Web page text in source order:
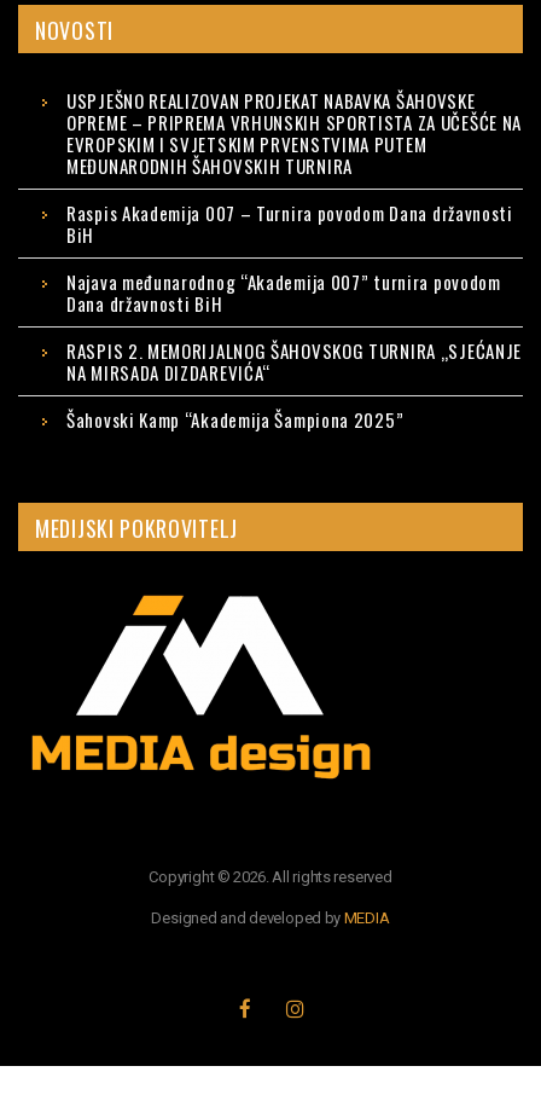
NOVOSTI
USPJEŠNO REALIZOVAN PROJEKAT NABAVKA ŠAHOVSKE
OPREME – PRIPREMA VRHUNSKIH SPORTISTA ZA UČEŠĆE NA
EVROPSKIM I SVJETSKIM PRVENSTVIMA PUTEM
MEĐUNARODNIH ŠAHOVSKIH TURNIRA
Raspis Akademija 007 – Turnira povodom Dana državnosti
BiH
Najava međunarodnog “Akademija 007” turnira povodom
Dana državnosti BiH
RASPIS 2. MEMORIJALNOG ŠAHOVSKOG TURNIRA „SJEĆANJE
NA MIRSADA DIZDAREVIĆA“
Šahovski Kamp “Akademija Šampiona 2025”
MEDIJSKI POKROVITELJ
Copyright © 2026. All rights reserved
Designed and developed by MEDIA